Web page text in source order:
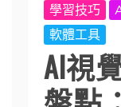
學習技巧
軟體工具
AI視